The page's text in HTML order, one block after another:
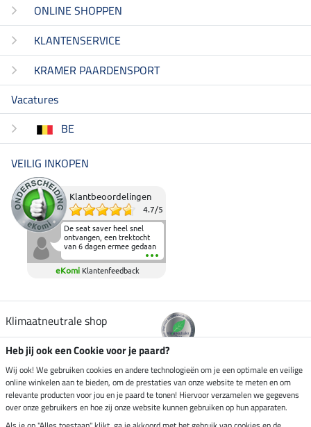
ONLINE SHOPPEN
KLANTENSERVICE
KRAMER PAARDENSPORT
Vacatures
BE
VEILIG INKOPEN
Klantbeoordelingen
4.7/5
De seat saver heel snel
ontvangen, een trektocht
van 6 dagen ermee gedaan
en deze heeft de beproeving
fantastisch doorstaan.
Heerlijk zacht om op te
elkaar in het zadel.
eKomi Klantenfeedback
Klimaatneutrale shop
Verzending per
Veilig betalen met
Heb jij ook een Cookie voor je paard?
Wij ook! We gebruiken cookies en andere technologieën om je een optimale en veilige
online winkelen aan te bieden, om de prestaties van onze website te meten en om
relevante producten voor jou en je paard te tonen! Hiervoor verzamelen we gegevens
over onze gebruikers en hoe zij onze website kunnen gebruiken op hun apparaten.